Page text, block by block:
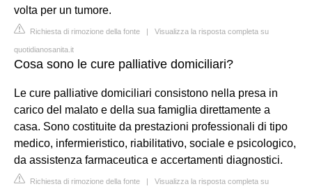
volta per un tumore.
Richiesta di rimozione della fonte | Visualizza la risposta completa su
quotidianosanita.it
Cosa sono le cure palliative domiciliari?
Le cure palliative domiciliari consistono nella presa in
carico del malato e della sua famiglia direttamente a
casa. Sono costituite da prestazioni professionali di tipo
medico, infermieristico, riabilitativo, sociale e psicologico,
da assistenza farmaceutica e accertamenti diagnostici.
Richiesta di rimozione della fonte | Visualizza la risposta completa su